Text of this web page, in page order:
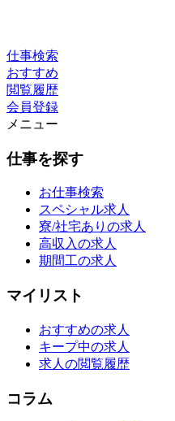
仕事検索
おすすめ
閲覧履歴
会員登録
メニュー
仕事を探す
お仕事検索
スペシャル求人
寮/社宅ありの求人
高収入の求人
期間工の求人
マイリスト
おすすめの求人
キープ中の求人
求人の閲覧履歴
コラム